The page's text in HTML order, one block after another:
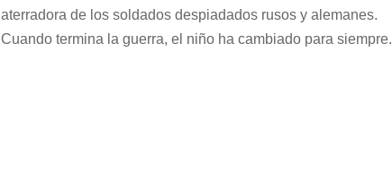
aterradora de los soldados despiadados rusos y alemanes.
Cuando termina la guerra, el niño ha cambiado para siempre.